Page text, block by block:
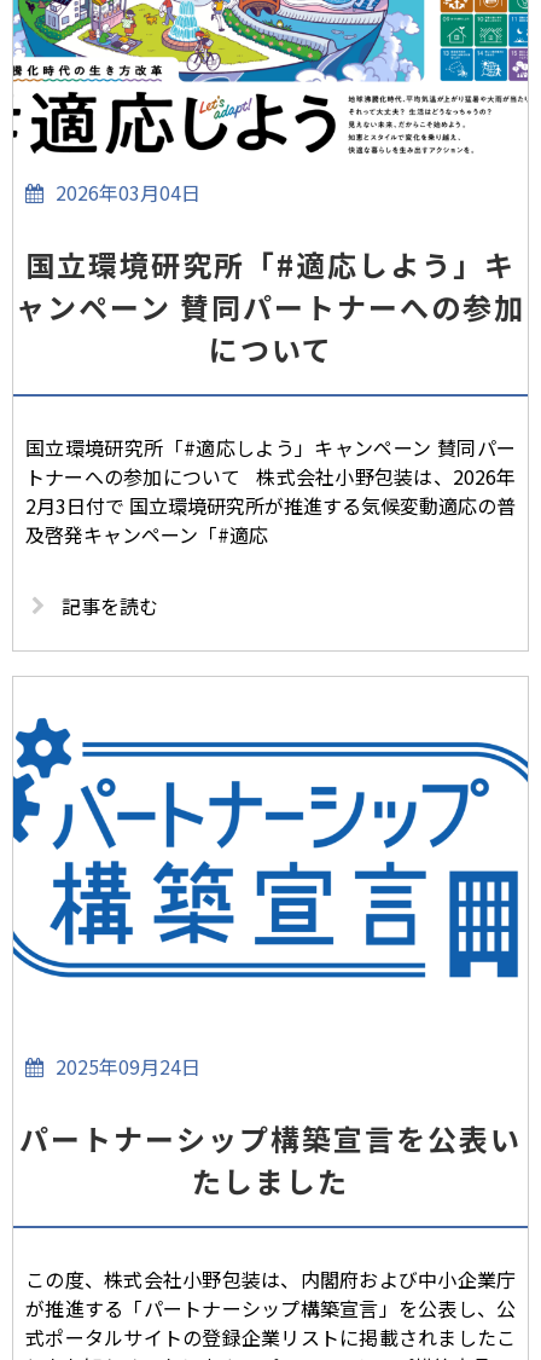
2026年03月04日
国立環境研究所「#適応しよう」キ
ャンペーン 賛同パートナーへの参加
について
国立環境研究所「#適応しよう」キャンペーン 賛同パー
トナーへの参加について 株式会社小野包装は、2026年
2月3日付で 国立環境研究所が推進する気候変動適応の普
及啓発キャンペーン「#適応
記事を読む
2025年09月24日
パートナーシップ構築宣言を公表い
たしました
この度、株式会社小野包装は、内閣府および中小企業庁
が推進する「パートナーシップ構築宣言」を公表し、公
式ポータルサイトの登録企業リストに掲載されましたこ